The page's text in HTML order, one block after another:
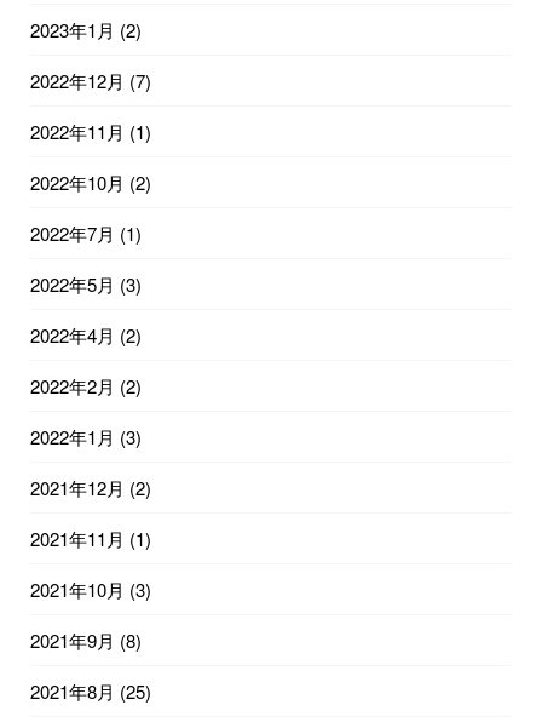
2023年1月 (2)
2022年12月 (7)
2022年11月 (1)
2022年10月 (2)
2022年7月 (1)
2022年5月 (3)
2022年4月 (2)
2022年2月 (2)
2022年1月 (3)
2021年12月 (2)
2021年11月 (1)
2021年10月 (3)
2021年9月 (8)
2021年8月 (25)